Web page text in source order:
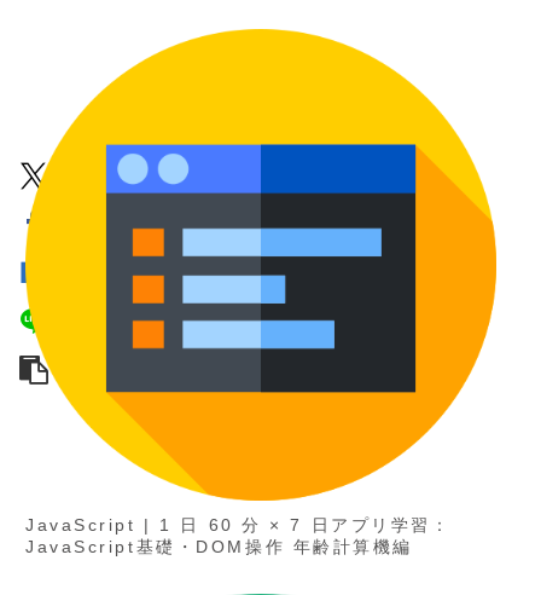
JavaScript | 1 日 60 分 × 7 日アプリ学習：
JavaScript基礎・DOM操作 年齢計算機編